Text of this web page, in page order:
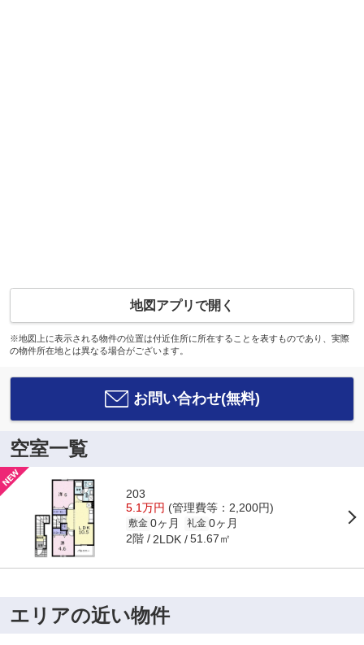
地図アプリで開く
※地図上に表示される物件の位置は付近住所に所在することを表すものであり、実際
の物件所在地とは異なる場合がございます。
お問い合わせ(無料)
空室一覧
203
5.1万円 (管理費等：2,200円)
敷金 0ヶ月 礼金 0ヶ月
2階 2LDK 51.67㎡
エリアの近い物件